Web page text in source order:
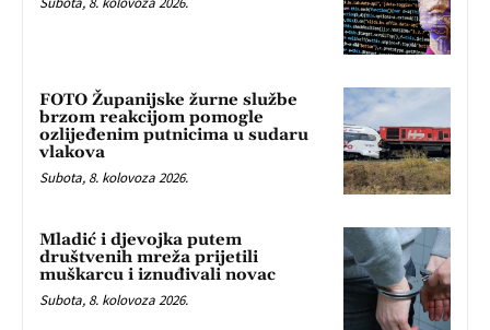
FOTO Županijske žurne službe
brzom reakcijom pomogle
ozlijeđenim putnicima u sudaru
vlakova
Subota, 8. kolovoza 2026.
Mladić i djevojka putem
društvenih mreža prijetili
muškarcu i iznuđivali novac
Subota, 8. kolovoza 2026.